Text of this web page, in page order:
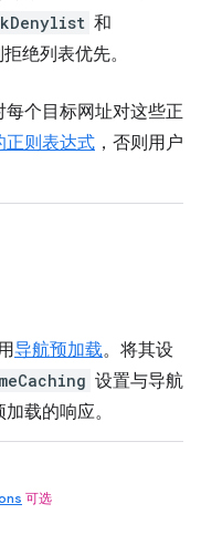
和
拒绝列表优先。
个目标网址对这些正
正则表达式 ，否则用户
导航预加载。将其设
设置与导航
载的响应。
可选